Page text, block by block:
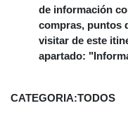
de información
compras, puntos
visitar de este
apartado:
CATEGORIA:TODOS